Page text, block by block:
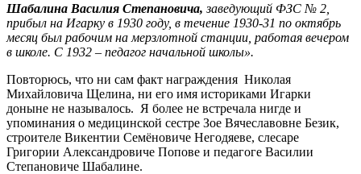
Шабалина Василия Степановича,заведующий ФЗС № 2,
прибыл на Игарку в 1930 году, в течение 1930-31 по октябрь
месяц был рабочим на мерзлотной станции, работая вечером
в школе. С 1932 – педагог начальной школы».
Повторюсь, что ни сам факт награждения Николая
Михайловича Щелина, ни его имя историками Игарки
доныне не называлось. Я более не встречала нигде и
упоминания о медицинской сестре Зое Вячеславовне Безик,
строителе Викентии Семёновиче Негодяеве, слесаре
Григории Александровиче Попове и педагоге Василии
Степановиче Шабалине.